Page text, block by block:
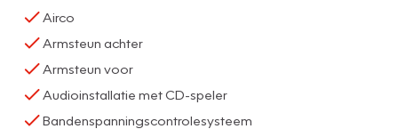
Airco
Armsteun achter
Armsteun voor
Audioinstallatie met CD-speler
Bandenspanningscontrolesysteem